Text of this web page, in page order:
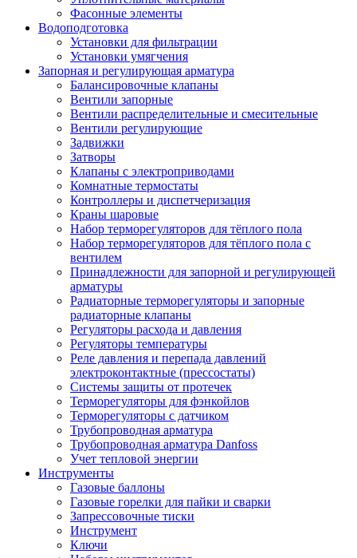
Фасонные элементы
Водоподготовка
Установки для фильтрации
Установки умягчения
Запорная и регулирующая арматура
Балансировочные клапаны
Вентили запорные
Вентили распределительные и смесительные
Вентили регулирующие
Задвижки
Затворы
Клапаны с электроприводами
Комнатные термостаты
Контроллеры и диспетчеризация
Краны шаровые
Набор терморегуляторов для тёплого пола
Набор терморегуляторов для тёплого пола с
вентилем
Принадлежности для запорной и регулирующей
арматуры
Радиаторные терморегуляторы и запорные
радиаторные клапаны
Регуляторы расхода и давления
Регуляторы температуры
Реле давления и перепада давлений
электроконтактные (прессостаты)
Системы защиты от протечек
Терморегуляторы для фэнкойлов
Терморегуляторы с датчиком
Трубопроводная арматура
Трубопроводная арматура Danfoss
Учет тепловой энергии
Инструменты
Газовые баллоны
Газовые горелки для пайки и сварки
Запрессовочные тиски
Инструмент
Ключи